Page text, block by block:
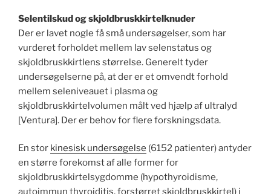
Selentilskud og skjoldbruskkirtelknuder
Der er lavet nogle få små undersøgelser, som har
vurderet forholdet mellem lav selenstatus og
skjoldbruskkirtlens størrelse. Generelt tyder
undersøgelserne på, at der er et omvendt forhold
mellem seleniveauet i plasma og
skjoldbruskkirtelvolumen målt ved hjælp af ultralyd
[Ventura]. Der er behov for flere forskningsdata.
En stor kinesisk undersøgelse (6152 patienter) antyder
en større forekomst af alle former for
skjoldbruskkirtelsygdomme (hypothyroidisme,
autoimmun thyroiditis, forstørret skjoldbruskkirtel) i